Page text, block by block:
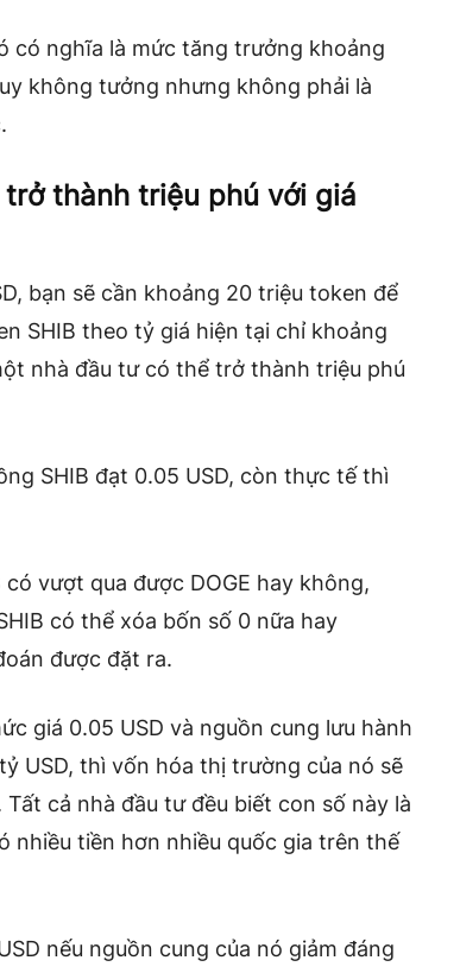
có nghĩa là mức tăng trưởng khoảng
không tưởng nhưng không phải là
thành triệu phú với giá
bạn sẽ cần khoảng 20 triệu token để
SHIB theo tỷ giá hiện tại chỉ khoảng
nhà đầu tư có thể trở thành triệu phú
SHIB đạt 0.05 USD, còn thực tế thì
vượt qua được DOGE hay không,
có thể xóa bốn số 0 nữa hay
được đặt ra.
giá 0.05 USD và nguồn cung lưu hành
USD, thì vốn hóa thị trường của nó sẽ
cả nhà đầu tư đều biết con số này là
nhiều tiền hơn nhiều quốc gia trên thế
nếu nguồn cung của nó giảm đáng